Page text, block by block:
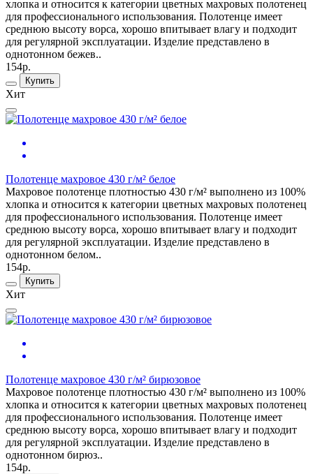
хлопка и относится к категории цветных махровых полотенец
для профессионального использования. Полотенце имеет
среднюю высоту ворса, хорошо впитывает влагу и подходит
для регулярной эксплуатации. Изделие представлено в
однотонном бежев..
154р.
Купить
Хит
Полотенце махровое 430 г/м² белое
Махровое полотенце плотностью 430 г/м² выполнено из 100%
хлопка и относится к категории цветных махровых полотенец
для профессионального использования. Полотенце имеет
среднюю высоту ворса, хорошо впитывает влагу и подходит
для регулярной эксплуатации. Изделие представлено в
однотонном белом..
154р.
Купить
Хит
Полотенце махровое 430 г/м² бирюзовое
Махровое полотенце плотностью 430 г/м² выполнено из 100%
хлопка и относится к категории цветных махровых полотенец
для профессионального использования. Полотенце имеет
среднюю высоту ворса, хорошо впитывает влагу и подходит
для регулярной эксплуатации. Изделие представлено в
однотонном бирюз..
154р.